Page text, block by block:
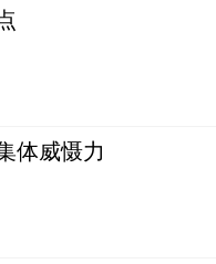
体威慑力